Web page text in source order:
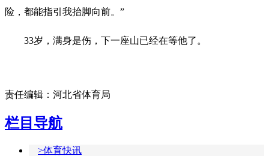
险，都能指引我抬脚向前。”
33岁，满身是伤，下一座山已经在等他了。
责任编辑：河北省体育局
栏目导航
>体育快讯